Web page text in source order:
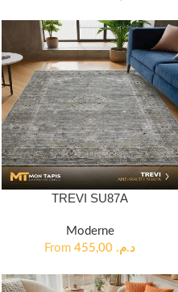
TREVI SU87A
Moderne
From
د.م.